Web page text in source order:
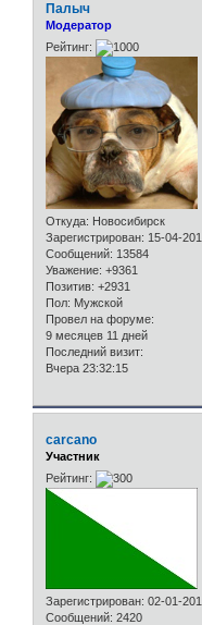
Палыч
Модератор
Рейтинг:
Откуда: Новосибирск
Зарегистрирован: 15-04-
Сообщений: 13584
Уважение: +9361
Позитив: +2931
Пол: Мужской
Провел на форуме:
9 месяцев 11 дней
Последний визит:
Вчера 23:32:15
carcano
Участник
Рейтинг:
Зарегистрирован: 02-01-
Сообщений: 2420